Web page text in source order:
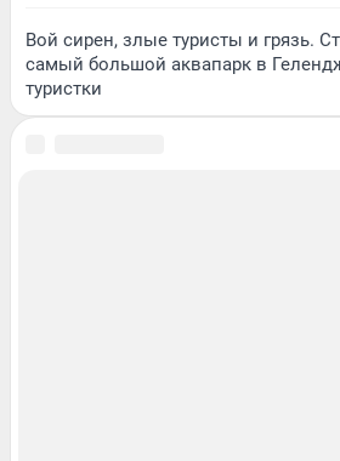
Вой сирен, злые туристы и грязь.
самый большой аквапарк в
туристки